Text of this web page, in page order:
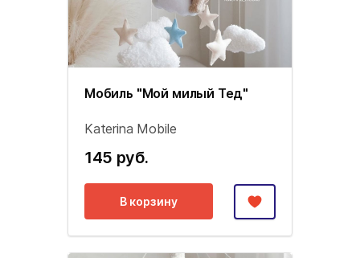
Мобиль "Мой милый Тед"
Katerina Mobile
145 руб.
В корзину